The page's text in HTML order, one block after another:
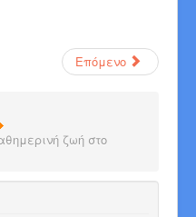
Επόμενο
ζωή στο